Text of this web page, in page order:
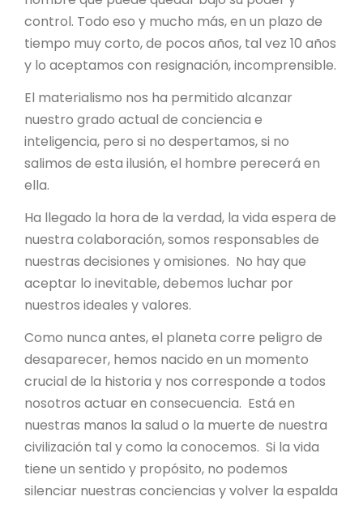
control. Todo eso y mucho más, en un plazo de
tiempo muy corto, de pocos años, tal vez 10 años
y lo aceptamos con resignación, incomprensible.
El materialismo nos ha permitido alcanzar
nuestro grado actual de conciencia e
inteligencia, pero si no despertamos, si no
salimos de esta ilusión, el hombre perecerá en
ella.
Ha llegado la hora de la verdad, la vida espera de
nuestra colaboración, somos responsables de
nuestras decisiones y omisiones. No hay que
aceptar lo inevitable, debemos luchar por
nuestros ideales y valores.
Como nunca antes, el planeta corre peligro de
desaparecer, hemos nacido en un momento
crucial de la historia y nos corresponde a todos
nosotros actuar en consecuencia. Está en
nuestras manos la salud o la muerte de nuestra
civilización tal y como la conocemos. Si la vida
tiene un sentido y propósito, no podemos
silenciar nuestras conciencias y volver la espalda